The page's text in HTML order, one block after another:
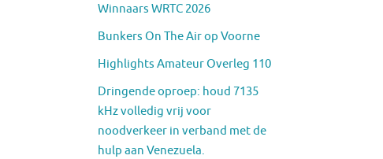
Winnaars WRTC 2026
Bunkers On The Air op Voorne
Highlights Amateur Overleg 110
Dringende oproep: houd 7135
kHz volledig vrij voor
noodverkeer in verband met de
hulp aan Venezuela.